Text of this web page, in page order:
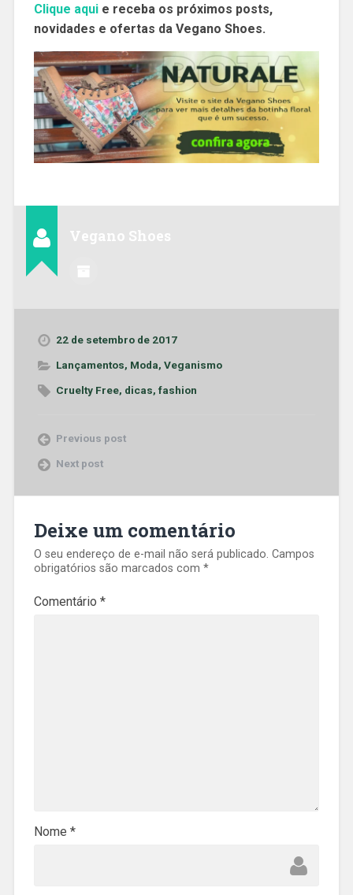
Clique aquie receba os próximos posts,
novidades e ofertas da Vegano Shoes.
Vegano Shoes
22 de setembro de 2017
Lançamentos, Moda, Veganismo
Cruelty Free, dicas, fashion
Previous post
Next post
Deixe um comentário
O seu endereço de e-mail não será publicado. Campos
obrigatórios são marcados com *
Comentário *
Nome *